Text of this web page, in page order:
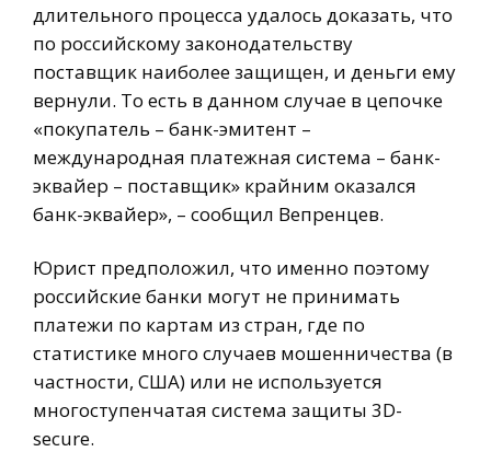
длительного процесса удалось доказать, что
по российскому законодательству
поставщик наиболее защищен, и деньги ему
вернули. То есть в данном случае в цепочке
«покупатель – банк-эмитент –
международная платежная система – банк-
эквайер – поставщик» крайним оказался
банк-эквайер», – сообщил Вепренцев.
Юрист предположил, что именно поэтому
российские банки могут не принимать
платежи по картам из стран, где по
статистике много случаев мошенничества (в
частности, США) или не используется
многоступенчатая система защиты 3D-
secure.